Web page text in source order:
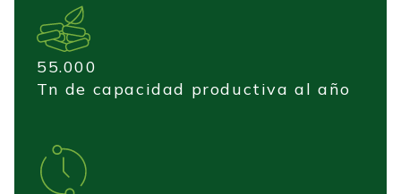
55.000
Tn de capacidad productiva al año